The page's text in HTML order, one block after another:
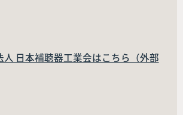
人 日本補聴器工業会はこちら（外部